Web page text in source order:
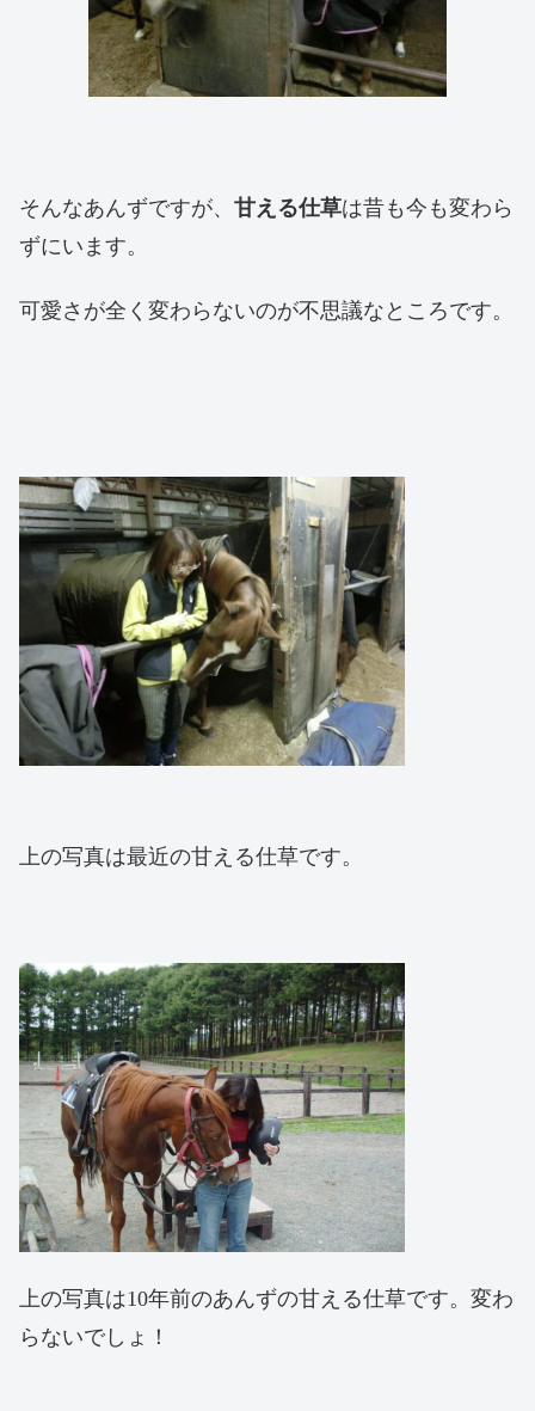
そんなあんずですが、 甘える仕草は昔も今も変わら
ずにいます。
可愛さが全く変わらないのが不思議なところです。
上の写真は最近の甘える仕草です。
上の写真は10年前のあんずの甘える仕草です。変わ
らないでしょ！